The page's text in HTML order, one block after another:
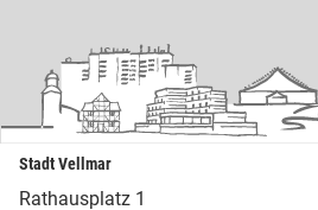
Stadt Vellmar
Rathausplatz 1